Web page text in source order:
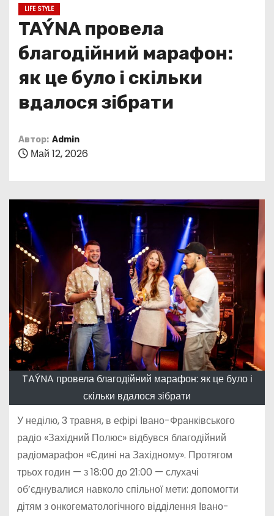
LIFE STYLE
TAÝNA провела
благодійний марафон:
як це було і скільки
вдалося зібрати
Автор: Admin
Май 12, 2026
TAÝNA провела благодійний марафон: як це було і
скільки вдалося зібрати
У неділю, 3 травня, в ефірі Івано-Франківського
радіо «Західний Полюс» відбувся благодійний
радіомарафон «Єдині на Західному». Протягом
трьох годин — з 18:00 до 21:00 — слухачі
об’єднувалися навколо спільної мети: допомогти
дітям з онкогематологічного відділення Івано-